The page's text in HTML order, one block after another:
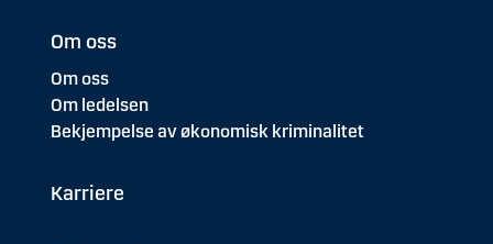
Om oss
Om oss
Om ledelsen
Bekjempelse av økonomisk kriminalitet
Karriere